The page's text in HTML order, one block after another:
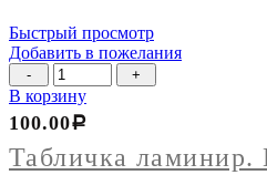
Быстрый просмотр
Добавить в пожелания
Количество
товара
Табличка
ламинир.
ПТИЦА
В корзину
Табличка
100.00Р